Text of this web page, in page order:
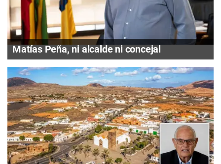
Matías Peña, ni alcalde ni concejal